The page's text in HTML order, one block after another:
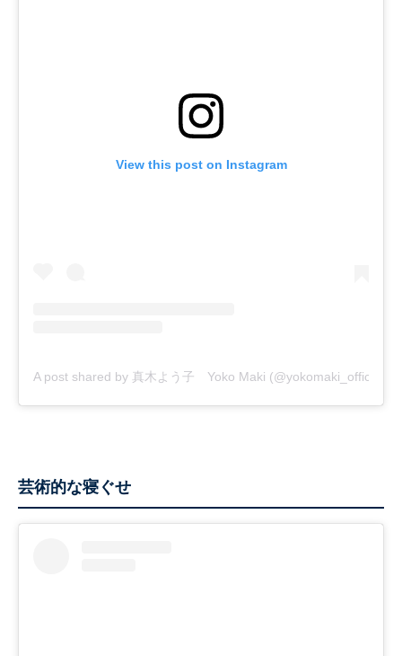
View this post on Instagram
A post shared by 真木よう子 Yoko Maki (@yokomaki_official)
芸術的な寝ぐせ